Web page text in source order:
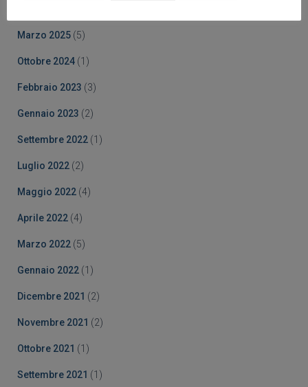
Marzo 2025 (5)
Ottobre 2024 (1)
Febbraio 2023 (3)
Gennaio 2023 (2)
Settembre 2022 (1)
Luglio 2022 (2)
Maggio 2022 (4)
Aprile 2022 (4)
Marzo 2022 (5)
Gennaio 2022 (1)
Dicembre 2021 (2)
Novembre 2021 (2)
Ottobre 2021 (1)
Settembre 2021 (1)